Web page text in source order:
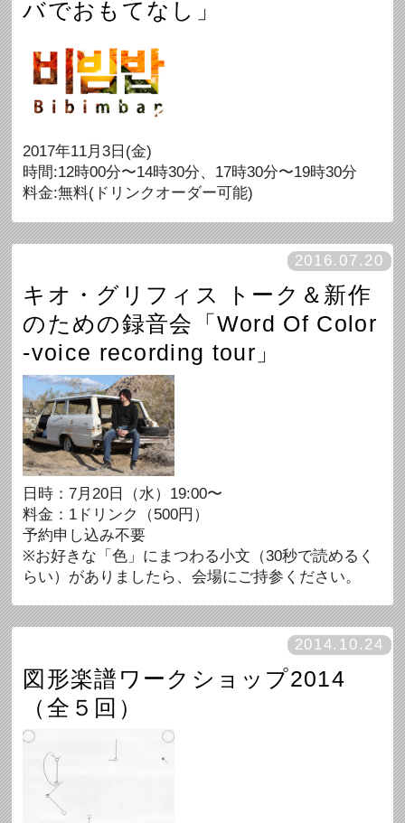
バでおもてなし」
2017年11月3日(金)
時間:12時00分〜14時30分、17時30分〜19時30分
料金:無料(ドリンクオーダー可能)
2016.07.20
キオ・グリフィス トーク＆新作
のための録音会「Word Of Color
-voice recording tour」
日時：7月20日（水）19:00〜
料金：1ドリンク（500円）
予約申し込み不要
※お好きな「色」にまつわる小文（30秒で読めるく
らい）がありましたら、会場にご持参ください。
2014.10.24
図形楽譜ワークショップ2014
（全５回）